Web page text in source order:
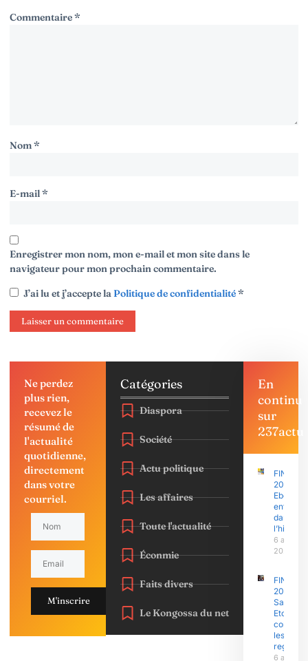
Commentaire*
Nom*
E-mail*
Enregistrer mon nom, mon e-mail et mon site dans le
navigateur pour mon prochain commentaire.
J’ai lu et j’accepte laPolitique de confidentialité*
Ne perdez
plus rien,
recevez le
résumé de
l'actualité
quotidienne,
directement
dans votre
courriel.
M'inscrire
Catégories
Diaspora
Société
Actu politique
Les affaires
Toute l'actualité
Éconmie
Faits divers
Le Kongossa du net
En
continu
sur
237actu
FINAJU
2026 :
Ebolowa
entre
dans
l’histoire
6 août
2026
FINAJU
2026 :
Samuel
Eto’o Fils
les
regards
6 août